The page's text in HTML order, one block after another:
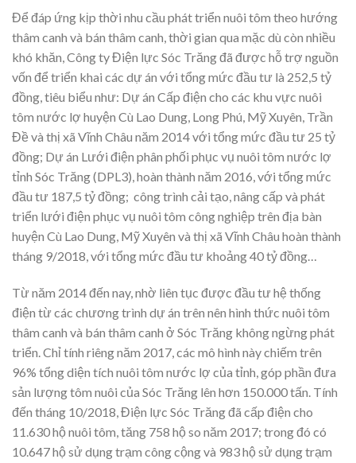
Để đáp ứng kịp thời nhu cầu phát triển nuôi tôm theo hướng
thâm canh và bán thâm canh, thời gian qua mặc dù còn nhiều
khó khăn, Công ty Điện lực Sóc Trăng đã được hỗ trợ nguồn
vốn để triển khai các dự án với tổng mức đầu tư là 252,5 tỷ
đồng, tiêu biểu như: Dự án Cấp điện cho các khu vực nuôi
tôm nước lợ huyện Cù Lao Dung, Long Phú, Mỹ Xuyên, Trần
Đề và thị xã Vĩnh Châu năm 2014 với tổng mức đầu tư 25 tỷ
đồng; Dự án Lưới điện phân phối phục vụ nuôi tôm nước lợ
tỉnh Sóc Trăng (DPL3), hoàn thành năm 2016, với tổng mức
đầu tư 187,5 tỷ đồng; công trình cải tạo, nâng cấp và phát
triển lưới điện phục vụ nuôi tôm công nghiệp trên địa bàn
huyện Cù Lao Dung, Mỹ Xuyên và thị xã Vĩnh Châu hoàn thành
tháng 9/2018, với tổng mức đầu tư khoảng 40 tỷ đồng…
Từ năm 2014 đến nay, nhờ liên tục được đầu tư hệ thống
điện từ các chương trình dự án trên nên hình thức nuôi tôm
thâm canh và bán thâm canh ở Sóc Trăng không ngừng phát
triển. Chỉ tính riêng năm 2017, các mô hình này chiếm trên
96% tổng diện tích nuôi tôm nước lợ của tỉnh, góp phần đưa
sản lượng tôm nuôi của Sóc Trăng lên hơn 150.000 tấn. Tính
đến tháng 10/2018, Điện lực Sóc Trăng đã cấp điện cho
11.630 hộ nuôi tôm, tăng 758 hộ so năm 2017; trong đó có
10.647 hộ sử dụng trạm công cộng và 983 hộ sử dụng trạm